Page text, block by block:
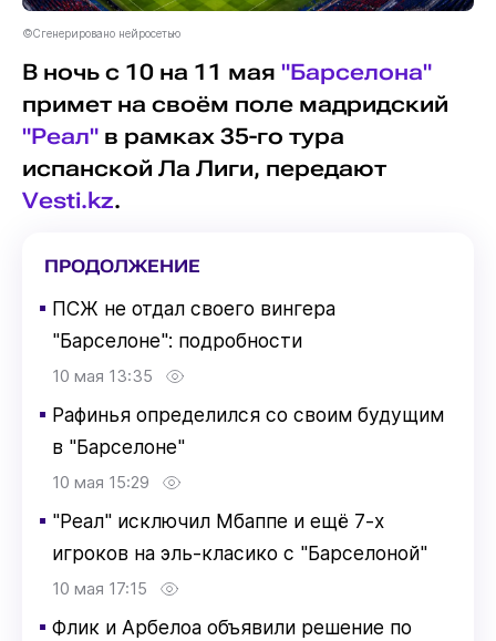
©Сгенерировано нейросетью
В ночь с 10 на 11 мая "Барселона"
примет на своём поле мадридский
"Реал"в рамках 35-го тура
испанской Ла Лиги, передают
Vesti.kz.
ПРОДОЛЖЕНИЕ
▪ ПСЖ не отдал своего вингера
"Барселоне": подробности
10 мая 13:35
▪ Рафинья определился со своим будущим
в "Барселоне"
10 мая 15:29
▪ "Реал" исключил Мбаппе и ещё 7-х
игроков на эль-класико с "Барселоной"
10 мая 17:15
▪ Флик и Арбелоа объявили решение по